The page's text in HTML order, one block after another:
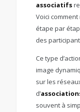
associatifs
Voici
étape par
des
Ce type
image
sur les
d’
souvent à